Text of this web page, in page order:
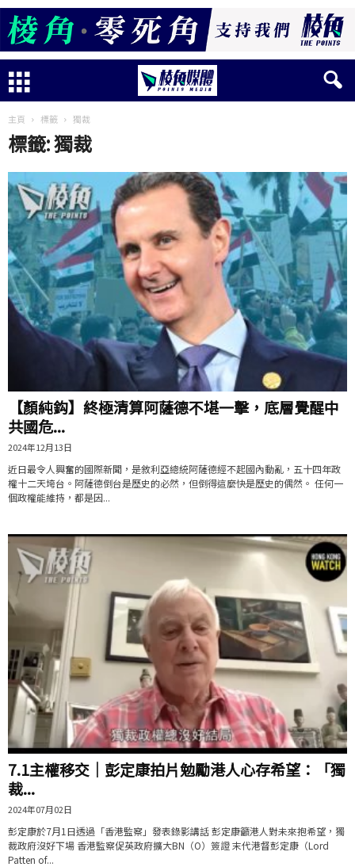
主頁 標籤 獨裁
標籤: 獨裁
【顏純鈎】終極清算阿薩德不堪一擊，底層覺醒中
共國危...
2024年12月13日
近日最令人興奮的國際新聞，是敘利亞總統阿薩德經不起國內動亂，五十四年政
權十二天垮台。阿薩德倒台是歷史的必然，但倒得這麼快是歷史的偶然。 任何一
個政權能維持，都是因...
7.1主權移交｜彭定康拍片勉勵港人心存希望：「獨
裁...
2024年07月02日
彭定康於7月1日透過「香港監察」發表錄影講話 彭定康籲港人對未來抱希望，獨
裁政府沒好下場 香港監察促英政府擴大BN（O）簽證 末代港督彭定康（Lord
Patten of...